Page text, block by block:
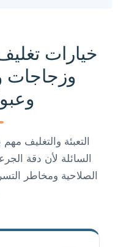
خيارات
وزجاجات
التعبئة والتغليف
السائلة لأن دقة
الصلاحية ومخاطر